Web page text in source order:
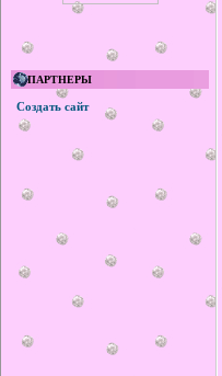
ПАРТНЕРЫ
Создать сайт